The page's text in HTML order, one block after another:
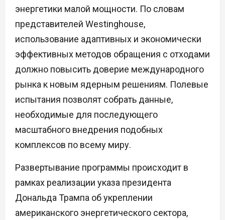
энергетики малой мощности. По словам
представителей Westinghouse,
использование адаптивных и экономически
эффективных методов обращения с отходами
должно повысить доверие международного
рынка к новым ядерным решениям. Полевые
испытания позволят собрать данные,
необходимые для последующего
масштабного внедрения подобных
комплексов по всему миру.
Развертывание программы происходит в
рамках реализации указа президента
Дональда Трампа об укреплении
американского энергетического сектора,